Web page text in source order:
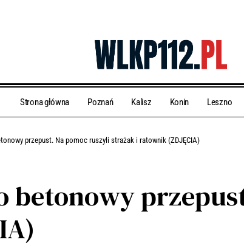
Strona główna Poznań Kalisz Konin Leszno
przepust. Na pomoc ruszyli strażak i ratownik (ZDJĘCIA)
betonowy